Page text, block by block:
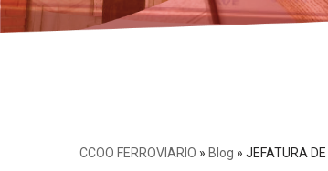
CCOO FERROVIARIO » Blog » JEFATURA